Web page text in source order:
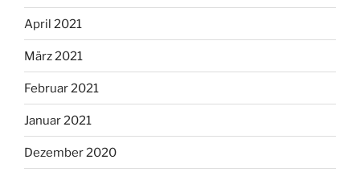
April 2021
März 2021
Februar 2021
Januar 2021
Dezember 2020